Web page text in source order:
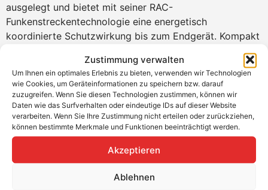
Zustimmung verwalten
Um Ihnen ein optimales Erlebnis zu bieten, verwenden wir Technologien
wie Cookies, um Geräteinformationen zu speichern bzw. darauf
zuzugreifen. Wenn Sie diesen Technologien zustimmen, können wir
Daten wie das Surfverhalten oder eindeutige IDs auf dieser Website
verarbeiten. Wenn Sie Ihre Zustimmung nicht erteilen oder zurückziehen,
können bestimmte Merkmale und Funktionen beeinträchtigt werden.
Akzeptieren
Ablehnen
ausgelegt und bietet mit seiner RAC-
Funkenstreckentechnologie eine energetisch
koordinierte Schutzwirkung bis zum Endgerät. Kompakt
im Aufbau, mit nur 1 TE/Pol, lässt er sich platzsparend in
Innenräumen montieren und ermöglicht sogar
Isolationsmessungen im eingebauten Zustand.
Produktvorteile
Bietet Schutz für alle drei Ableitertypen (Typ 1 +
Typ 2 + Typ 3)
Kompakte Bauweise mit nur 1 TE/Pol spart Platz im
Für hohe Belastbarkeit: Blitzstoßstromfestigkeit bis